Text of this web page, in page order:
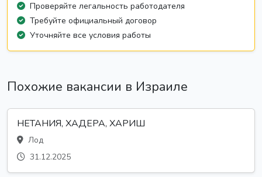
Проверяйте легальность работодателя
Требуйте официальный договор
Уточняйте все условия работы
Похожие вакансии в Израиле
НЕТАНИЯ, ХАДЕРА, ХАРИШ
Лод
31.12.2025